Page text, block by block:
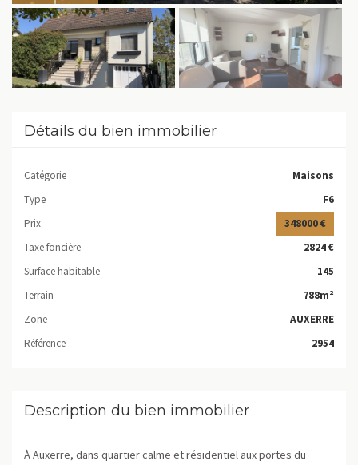
Détails du bien immobilier
Catégorie
Maisons
Type
F6
Prix
348000 €
Taxe foncière
2824 €
Surface habitable
145
Terrain
788m²
Zone
AUXERRE
Référence
2954
Description du bien immobilier
À Auxerre, dans quartier calme et résidentiel aux portes du